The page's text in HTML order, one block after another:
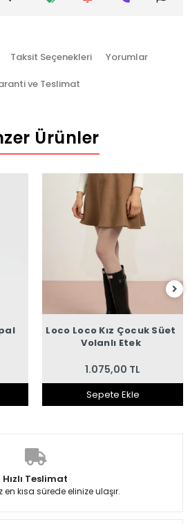
Taksit Seçenekleri Yorumlar
ve Teslimat
Ürünler
Loco Loco Kız Çocuk Süet
Volanlı Etek
1.075,00 TL
Sepete Ekle
Hızlı Teslimat
en kısa sürede elinize ulaşır.